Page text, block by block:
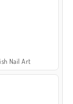
Nail Art